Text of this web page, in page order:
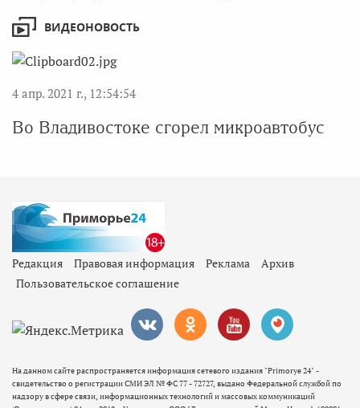
ВИДЕОНОВОСТЬ
4 апр. 2021 г., 12:54:54
Во Владивостоке сгорел микроавтобус
Редакция Правовая информация Реклама
Архив
Пользовательское соглашение
На данном сайте распространяется информация сетевого издания "Primorye 24" -
свидетельство о регистрации СМИ ЭЛ № ФС 77 - 72727, выдано Федеральной службой по
надзору в сфере связи, информационных технологий и массовых коммуникаций